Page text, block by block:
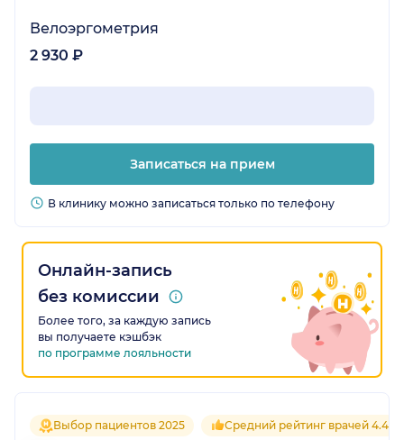
Велоэргометрия
2 930 ₽
Записаться на прием
В клинику можно записаться только по телефону
Онлайн-запись
без комиссии
Более того, за каждую запись
вы получаете кэшбэк
по программе лояльности
Выбор пациентов 2025 Средний рейтинг врачей 4.4